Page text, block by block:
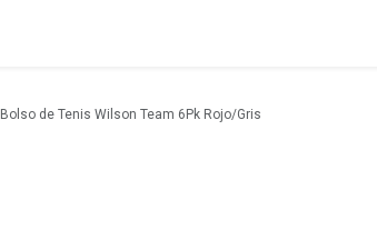
Bolso de Tenis Wilson Team 6Pk Rojo/Gris